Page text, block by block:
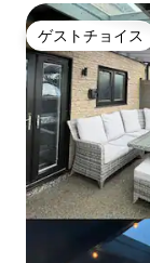
ゲストチョイス
ゲストチョイス